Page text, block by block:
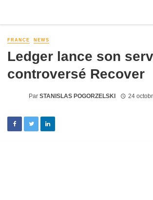
FRANCE NEWS
Ledger lance son
controversé Recover
Par STANISLAS POGORZELSKI 24